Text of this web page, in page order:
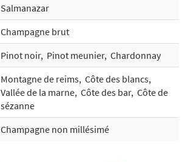
Salmanazar
Champagne brut
Pinot noir, Pinot meunier, Chardonnay
Montagne de reims, Côte des blancs,
Vallée de la marne, Côte des bar, Côte de
sézanne
Champagne non millésimé